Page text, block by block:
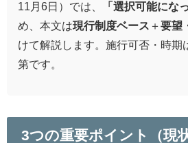
11月6日）では、
「選択可能にな
め、本文は現行制度ベース ＋要望
けて解説します。施行可否・時期
第です。
3つの重要ポイント（現